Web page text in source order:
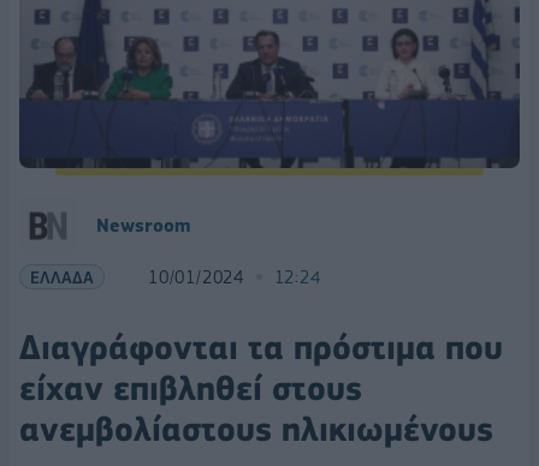
Newsroom
ΕΛΛΑΔΑ 10/01/2024 12:24
Διαγράφονται τα πρόστιμα που
είχαν επιβληθεί στους
ανεμβολίαστους ηλικιωμένους